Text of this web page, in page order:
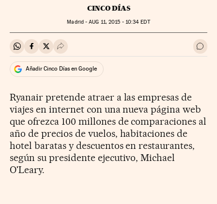
CINCO DÍAS
Madrid -AUG 11, 2015 - 10:34 EDT
Compartir en Whatsapp
Compartir en Facebook
Compartir en Twitter
Desplegar Redes Sociales Ir a
Añadir Cinco Días en Google
Ryanair pretende atraer a las empresas de
viajes en internet con una nueva página web
que ofrezca 100 millones de comparaciones al
año de precios de vuelos, habitaciones de
hotel baratas y descuentos en restaurantes,
según su presidente ejecutivo, Michael
O'Leary.